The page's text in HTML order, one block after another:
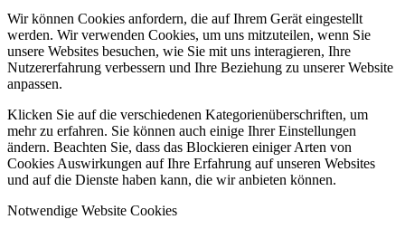
Wir können Cookies anfordern, die auf Ihrem Gerät eingestellt
werden. Wir verwenden Cookies, um uns mitzuteilen, wenn Sie
unsere Websites besuchen, wie Sie mit uns interagieren, Ihre
Nutzererfahrung verbessern und Ihre Beziehung zu unserer Website
anpassen.
Klicken Sie auf die verschiedenen Kategorienüberschriften, um
mehr zu erfahren. Sie können auch einige Ihrer Einstellungen
ändern. Beachten Sie, dass das Blockieren einiger Arten von
Cookies Auswirkungen auf Ihre Erfahrung auf unseren Websites
und auf die Dienste haben kann, die wir anbieten können.
Notwendige Website Cookies